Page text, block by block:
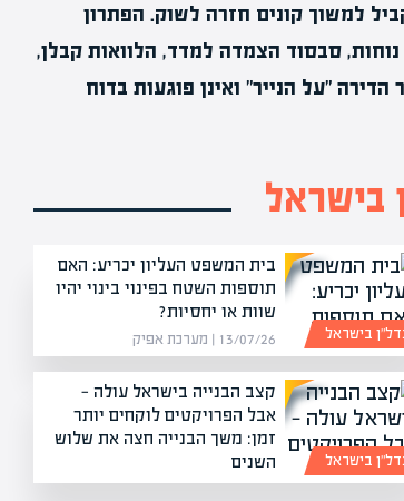
למשוך קונים חזרה לשוק. הפתרון
סבסוד הצמדה למדד, הלוואות קבלן,
"על הנייר" ואינן פוגעות בדוח
בישראל
בית המשפט העליון יכריע: האם
תוספות השטח בפינוי בינוי יהיו
שוות או יחסיות?
13/07/26 | מערכת אפיק בישראל
קצב הבנייה בישראל עולה —
אבל הפרויקטים לוקחים יותר
זמן: משך הבנייה חצה את שלוש
השנים
בישראל